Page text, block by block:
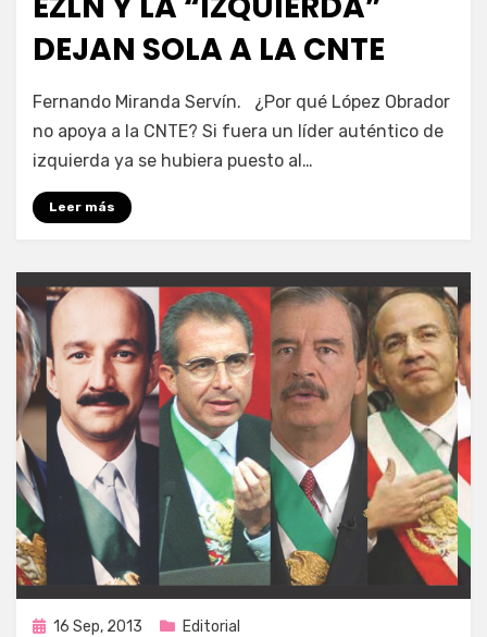
DEJAN SOLA A LA CNTE
Enrique
Fernando Miranda Servín. ¿Por qué López Obrador
no apoya a la CNTE? Si fuera un líder auténtico de
izquierda ya se hubiera puesto al…
Leer más
Publicada
16 Sep, 2013 Editorial